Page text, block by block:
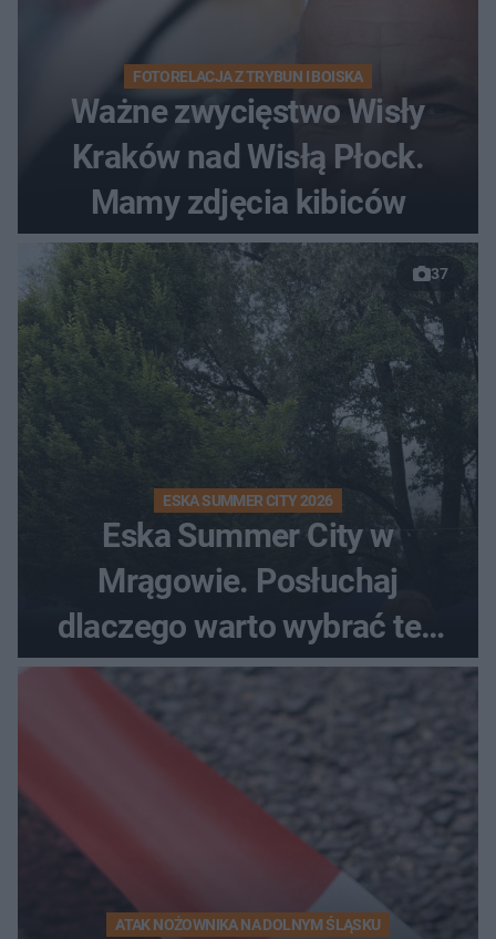
FOTORELACJA Z TRYBUN I BOISKA
Ważne zwycięstwo Wisły
Kraków nad Wisłą Płock.
Mamy zdjęcia kibiców
37
ESKA SUMMER CITY 2026
Eska Summer City w
Mrągowie. Posłuchaj
dlaczego warto wybrać ten
kierunek na urlop!
ATAK NOŻOWNIKA NA DOLNYM ŚLĄSKU